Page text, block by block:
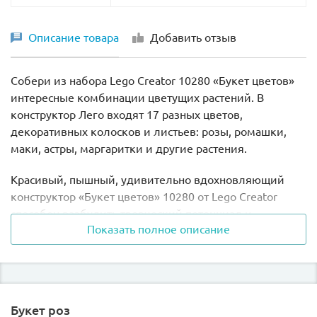
Описание товара Добавить отзыв
Собери из набора Lego Creator 10280 «Букет цветов»
интересные комбинации цветущих растений. В
конструктор Лего входят 17 разных цветов,
декоративных колосков и листьев: розы, ромашки,
маки, астры, маргаритки и другие растения.
Красивый, пышный, удивительно вдохновляющий
конструктор «Букет цветов» 10280 от Lego Creator
способен разбудить творческий потенциал и
стимулировать фантазию. Цветущие растения в
собранном виде станут достойным украшением
рабочего или обеденного стола, кабинета, гостиной,
кухни, прихожей, спальни, детской комнаты.
Показать полное описание
Букет роз